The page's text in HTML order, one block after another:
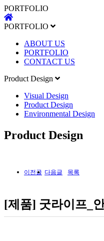
PORTFOLIO
PORTFOLIO
ABOUT US
PORTFOLIO
CONTACT US
Product Design
Visual Design
Product Design
Environmental Design
Product Design
이전글 다음글 목록
[제품] 굿라이프_